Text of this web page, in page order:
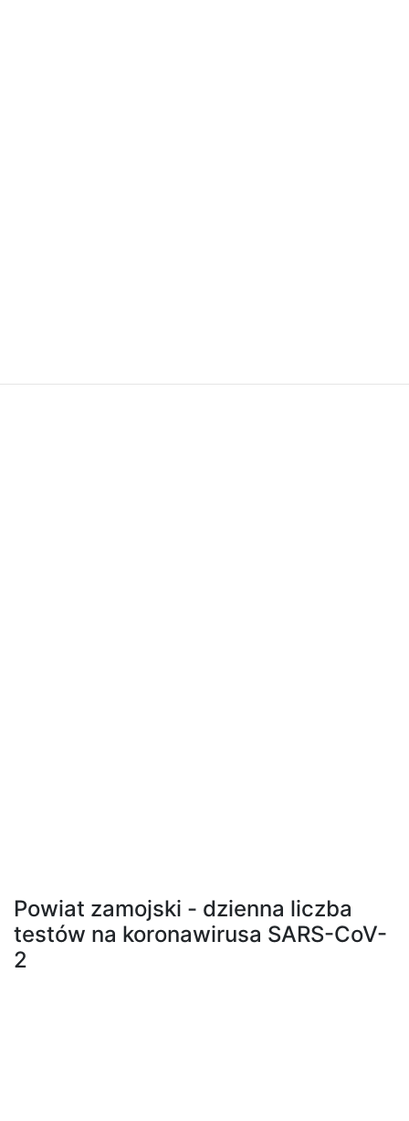
Powiat zamojski - dzienna liczba
testów na koronawirusa SARS-CoV-
2